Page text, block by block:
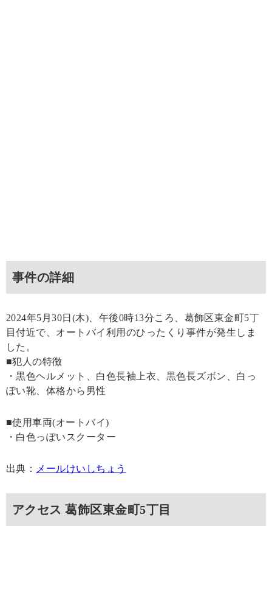
事件の詳細
2024年5月30日(木)、午後0時13分ころ、葛飾区東金町5丁
目付近で、オートバイ利用のひったくり事件が発生しま
した。
■犯人の特徴
・黒色ヘルメット、白色長袖上衣、黒色長ズボン、白っ
ぽい靴、体格から男性
■使用車両(オートバイ)
・白色っぽいスクーター
出典： メールけいしちょう
アクセス 葛飾区東金町5丁目